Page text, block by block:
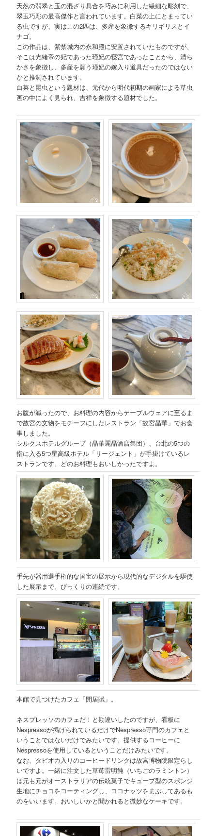
天然の翡翠と玉の混ざり具合を巧みに利用した繊細な彫刻で、
翠玉巧彫の最高傑作と言われています。白菜の上にとまってい
る虫ですが、実はこの2匹は、多産を象徴するキリギリスとイ
ナゴ。
この作品は、紫禁城内の永和殿に安置されていたものですが、
そこは光緒帝の妃であった瑾妃の寝宮であったことから、清ら
かさを象徴し、多産を願う瑾妃の嫁入り道具だったのではない
かと推測されています。
白菜と昆虫という題材は、元代から明代初期の画家による草虫
画の中によく見られ、吉祥を象徴する題材でした。
お腹が減ったので、お料理の内容からテーブルウェアに至るま
で故宮の文物をモチーフにしたレストラン「故宮晶華」でお食
事しました。
シルクスホテルグループ（晶華麗晶酒店集団）、台北の5つの
指に入る5つ星高級ホテル「リージェント」が手掛けているレ
ストランです。どのお料理もおいしかったですよ。
手先が器用選手権的な国宝の展示から現代的なデジタルを駆使
した展示まで、びっくりの連続です。
本館で見つけたカフェ「閒居賦」。
ネスプレッソのカフェだ！と勘違いしたのですが、看板に
Nespressoが掲げられているだけでNespresso専門のカフェと
いうことではないだけでみたいです。提供するコーヒーに
Nespressoを使用しているということだけみたいです。
なお、タピオカ入りのコーヒードリンクは故宮博物院限定らし
いですよ。一緒に注文した草苺雷明飩（いちごのラミントン）
は元も元がオーストラリアの伝統菓子でキューブ型のスポンジ
生地にチョコをコーティングし、ココナッツをまぶしてあるも
のをいいます。おいしいかと聞かれると微妙なケーキです。